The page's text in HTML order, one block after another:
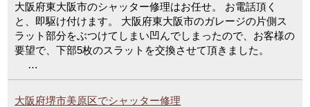
大阪府東大阪市のシャッター修理はお任せ。 お電話頂く
と、即駆け付けます。 大阪府東大阪市のガレージの片側ス
ラット部分をぶつけてしまい凹んでしまったので、お客様の
要望で、下部5枚のスラットを交換させて頂きました。
…
大阪府堺市美原区でシャッター修理